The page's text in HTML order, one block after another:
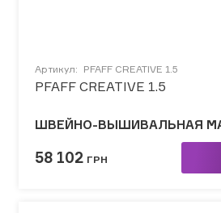
Артикул: PFAFF CREATIVE 1.5
PFAFF CREATIVE 1.5
ШВЕЙНО-ВЫШИВАЛЬНАЯ
58 102 ГРН